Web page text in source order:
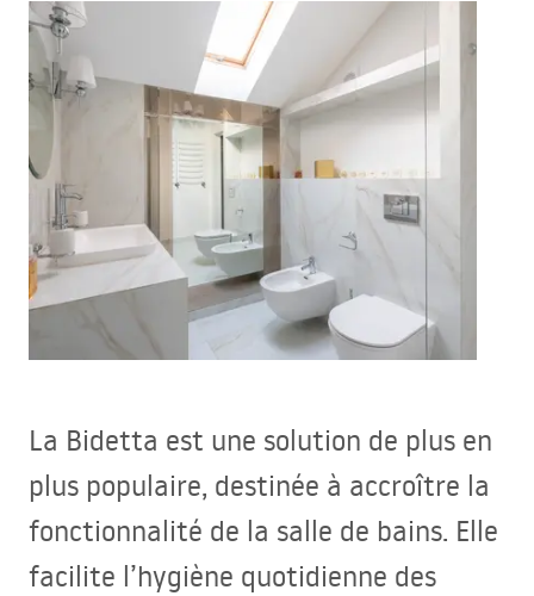
La Bidetta est une solution de plus en
plus populaire, destinée à accroître la
fonctionnalité de la salle de bains. Elle
facilite l’hygiène quotidienne des